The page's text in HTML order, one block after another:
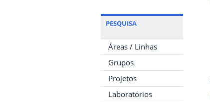
PESQUISA
Áreas / Linhas
Grupos
Projetos
Laboratórios